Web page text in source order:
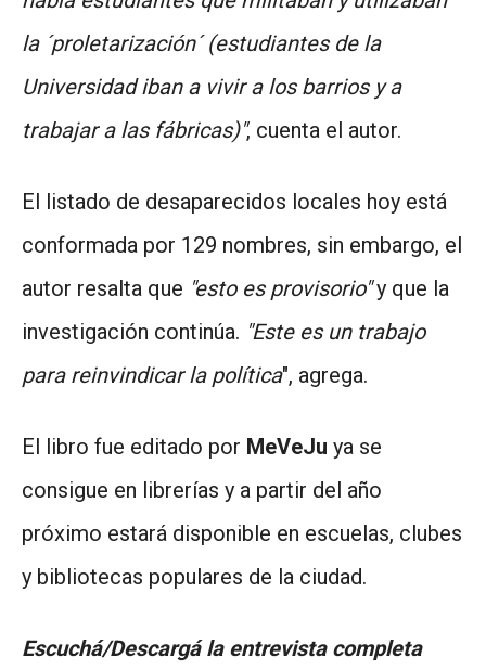
la ´proletarización´ (estudiantes de la
Universidad iban a vivir a los barrios y a
trabajar a las fábricas)", cuenta el autor.
El listado de desaparecidos locales hoy está
conformada por 129 nombres, sin embargo, el
autor resalta que "esto es provisorio"y que la
investigación continúa. "Este es un trabajo
para reinvindicar la política", agrega.
El libro fue editado por MeVeJu ya se
consigue en librerías y a partir del año
próximo estará disponible en escuelas, clubes
y bibliotecas populares de la ciudad.
Escuchá/Descargá la entrevista completa